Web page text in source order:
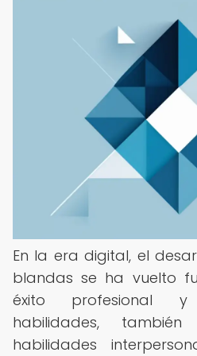
En la era digital, el
blandas se ha vuelto
éxito profesional y
habilidades,
habilidades